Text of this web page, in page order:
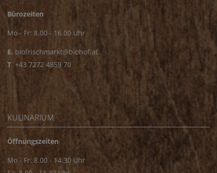
Bürozeiten
Mo - Fr: 8.00 - 16.00 Uhr
E. biofrischmarkt@biohof.at
T. +43 7272 4859 70
KULINARIUM
Öffnungszeiten
Mo - Fr: 8.00 - 14.30 Uhr